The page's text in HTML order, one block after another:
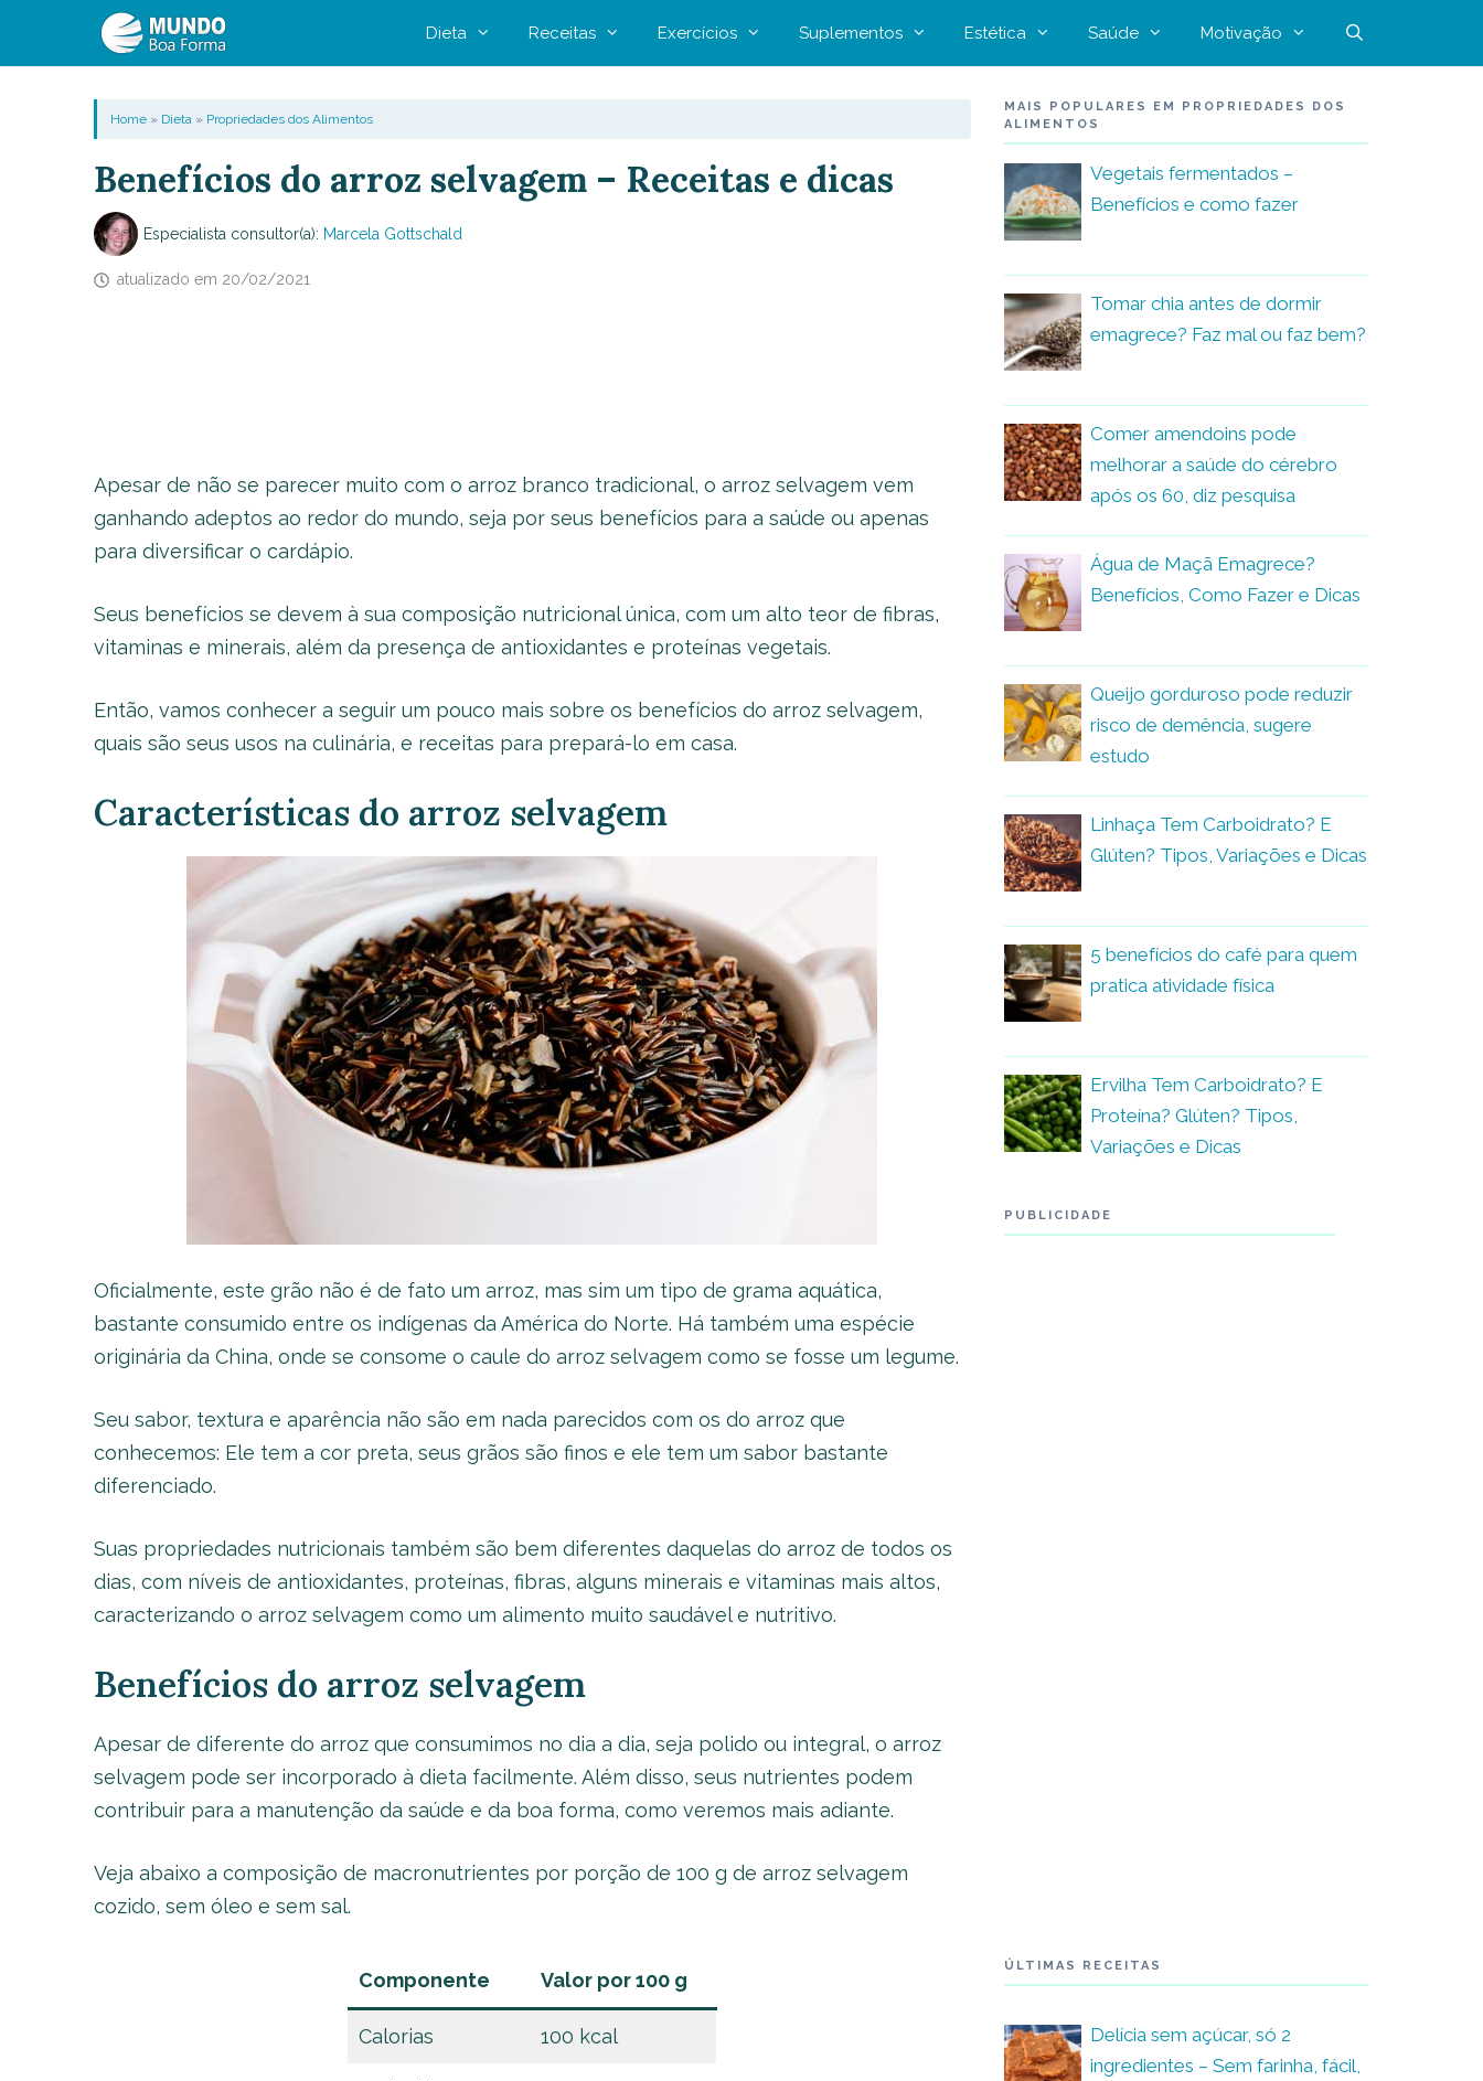
Dieta Receitas Exercícios Suplementos Estética Saúde Motivação
Home» Dieta» Propriedades dos Alimentos
Benefícios do arroz selvagem – Receitas e dicas
Especialista consultor(a): Marcela Gottschald
atualizado em 20/02/2021
Apesar de não se parecer muito com o arroz branco tradicional, o arroz selvagem vem
ganhando adeptos ao redor do mundo, seja por seus benefícios para a saúde ou apenas
para diversificar o cardápio.
Seus benefícios se devem à sua composição nutricional única, com um alto teor de fibras,
vitaminas e minerais, além da presença de antioxidantes e proteínas vegetais.
Então, vamos conhecer a seguir um pouco mais sobre os benefícios do arroz selvagem,
quais são seus usos na culinária, e receitas para prepará-lo em casa.
Características do arroz selvagem
Oficialmente, este grão não é de fato um arroz, mas sim um tipo de grama aquática,
bastante consumido entre os indígenas da América do Norte. Há também uma espécie
originária da China, onde se consome o caule do arroz selvagem como se fosse um legume.
Seu sabor, textura e aparência não são em nada parecidos com os do arroz que
conhecemos: Ele tem a cor preta, seus grãos são finos e ele tem um sabor bastante
diferenciado.
Suas propriedades nutricionais também são bem diferentes daquelas do arroz de todos os
dias, com níveis de antioxidantes, proteínas, fibras, alguns minerais e vitaminas mais altos,
caracterizando o arroz selvagem como um alimento muito saudável e nutritivo.
Benefícios do arroz selvagem
Apesar de diferente do arroz que consumimos no dia a dia, seja polido ou integral, o arroz
selvagem pode ser incorporado à dieta facilmente. Além disso, seus nutrientes podem
contribuir para a manutenção da saúde e da boa forma, como veremos mais adiante.
Veja abaixo a composição de macronutrientes por porção de 100 g de arroz selvagem
cozido, sem óleo e sem sal.
Componente Valor por 100 g
Calorias 100 kcal
MAIS POPULARES EM PROPRIEDADES DOS
ALIMENTOS
Vegetais fermentados –
Benefícios e como fazer
Tomar chia antes de dormir
emagrece? Faz mal ou faz bem?
Comer amendoins pode
melhorar a saúde do cérebro
após os 60, diz pesquisa
Água de Maçã Emagrece?
Benefícios, Como Fazer e Dicas
Queijo gorduroso pode reduzir
risco de demência, sugere
estudo
Linhaça Tem Carboidrato? E
Glúten? Tipos, Variações e Dicas
5 benefícios do café para quem
pratica atividade física
Ervilha Tem Carboidrato? E
Proteína? Glúten? Tipos,
Variações e Dicas
PUBLICIDADE
ÚLTIMAS RECEITAS
Delícia sem açúcar, só 2
ingredientes – Sem farinha, fácil,